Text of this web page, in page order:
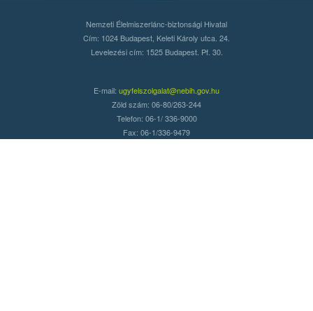
Nemzeti Élelmiszerlánc-biztonsági Hivatal
Cím: 1024 Budapest, Keleti Károly utca. 24.
Levelezési cím: 1525 Budapest. Pf. 30.
E-mail: ugyfelszolgalat@nebih.gov.hu
Zöld szám: 06-80/263-244
Telefon: 06-1/ 336-9000
Fax: 06-1/336-9479